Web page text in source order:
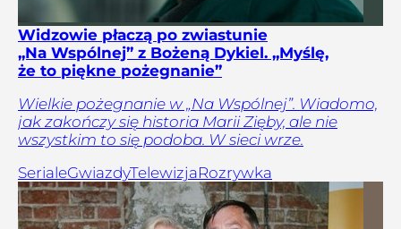
Widzowie płaczą po zwiastunie
„Na Wspólnej” z Bożeną Dykiel. „Myślę,
że to piękne pożegnanie”
Wielkie pożegnanie w „Na Wspólnej”. Wiadomo,
jak zakończy się historia Marii Zięby, ale nie
wszystkim to się podoba. W sieci wrze.
SerialeGwiazdyTelewizjaRozrywka